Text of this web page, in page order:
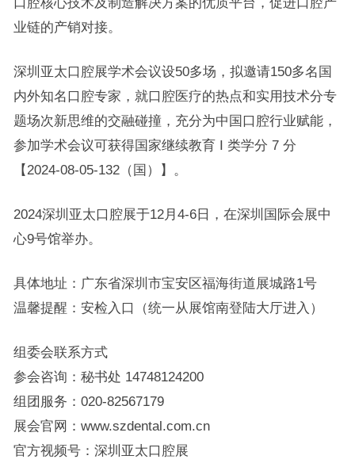
业链的产销对接。
深圳亚太口腔展学术会议设50多场，拟邀请150多名国
内外知名口腔专家，就口腔医疗的热点和实用技术分专
题场次新思维的交融碰撞，充分为中国口腔行业赋能，
参加学术会议可获得国家继续教育 I 类学分 7 分
【2024-08-05-132（国）】。
2024深圳亚太口腔展于12月4-6日，在深圳国际会展中
心9号馆举办。
具体地址：广东省深圳市宝安区福海街道展城路1号
温馨提醒：安检入口（统一从展馆南登陆大厅进入）
组委会联系方式
参会咨询：秘书处 14748124200
组团服务：020-82567179
展会官网：www.szdental.com.cn
官方视频号：深圳亚太口腔展